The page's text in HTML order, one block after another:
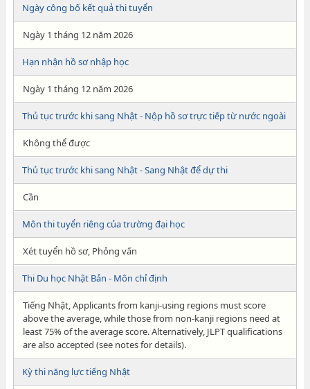
Ngày công bố kết quả thi tuyển
Ngày 1 tháng 12 năm 2026
Hạn nhận hồ sơ nhập học
Ngày 1 tháng 12 năm 2026
Thủ tục trước khi sang Nhật - Nộp hồ sơ trực tiếp từ nước ngoài
Không thể được
Thủ tục trước khi sang Nhật - Sang Nhật để dự thi
Cần
Môn thi tuyển riêng của trường đại học
Xét tuyển hồ sơ, Phỏng vấn
Thi Du học Nhật Bản - Môn chỉ định
Tiếng Nhật, Applicants from kanji-using regions must score
above the average, while those from non-kanji regions need at
least 75% of the average score. Alternatively, JLPT qualifications
are also accepted (see notes for details).
Kỳ thi năng lực tiếng Nhật